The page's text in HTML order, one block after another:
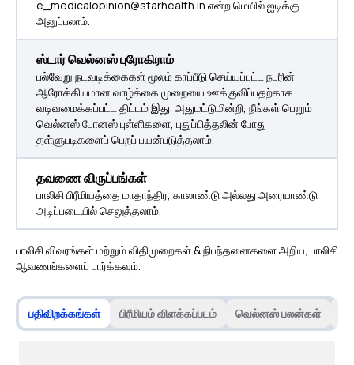
e_medicalopinion@starhealth.in என்ற மெயில் ஐடிக்கு
அனுப்பலாம்.
ஸ்டார் வெல்னஸ் புரோகிராம்
பல்வேறு நடவடிக்கைகள் மூலம் காப்பீடு செய்யப்பட்ட நபரின்
ஆரோக்கியமான வாழ்க்கை முறையை ஊக்குவிப்பதற்காக
வடிவமைக்கப்பட்ட திட்டம் இது. அதுமட்டுமின்றி, நீங்கள் பெறும்
வெல்னஸ் போனஸ் புள்ளிகளை, புதுப்பித்தலின் போது
தள்ளுபடிகளைப் பெறப் பயன்படுத்தலாம்.
தவணை விருப்பங்கள்
பாலிசி பிரீமியத்தை மாதாந்திர, காலாண்டு அல்லது அரையாண்டு
அடிப்படையில் செலுத்தலாம்.
பாலிசி விவரங்கள் மற்றும் விதிமுறைகள் & நிபந்தனைகளை அறிய, பாலிசி
ஆவணங்களைப் பார்க்கவும்.
பதிவிறக்கங்கள் பிரீமியம் விளக்கப்படம் வெல்னஸ் பலன்கள்